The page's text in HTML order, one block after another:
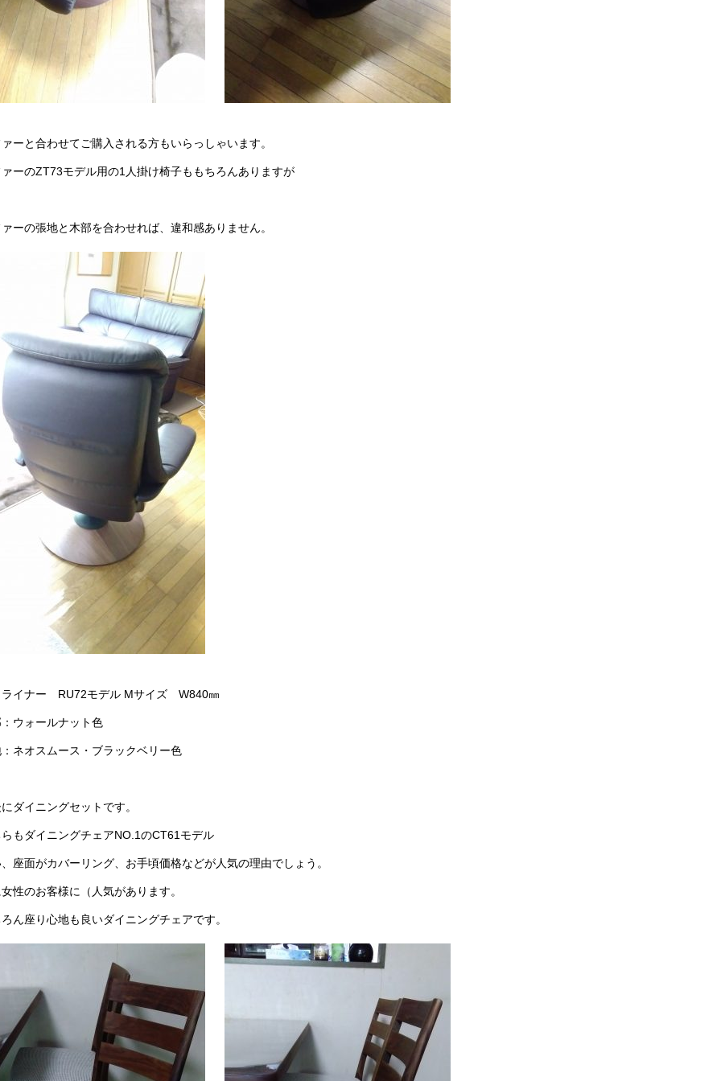
ーと合わせてご購入される方もいらっしゃいます。
ーのZT73モデル用の1人掛け椅子ももちろんありますが
ーの張地と木部を合わせれば、違和感ありません。
ライナー RU72モデル Mサイズ W840㎜
ウォールナット色
ネオスムース・ブラックベリー色
ダイニングセットです。
もダイニングチェアNO.1のCT61モデル
座面がカバーリング、お手頃価格などが人気の理由でしょう。
性のお客様に（人気があります。
ん座り心地も良いダイニングチェアです。